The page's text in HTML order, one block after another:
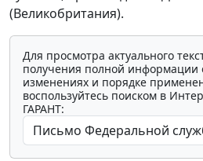
(Великобритания).
Для просмотра актуального
получения полной информации
изменениях и порядке
воспользуйтесь поиском в
ГАРАНТ: